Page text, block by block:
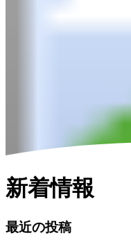
新着情報
最近の投稿